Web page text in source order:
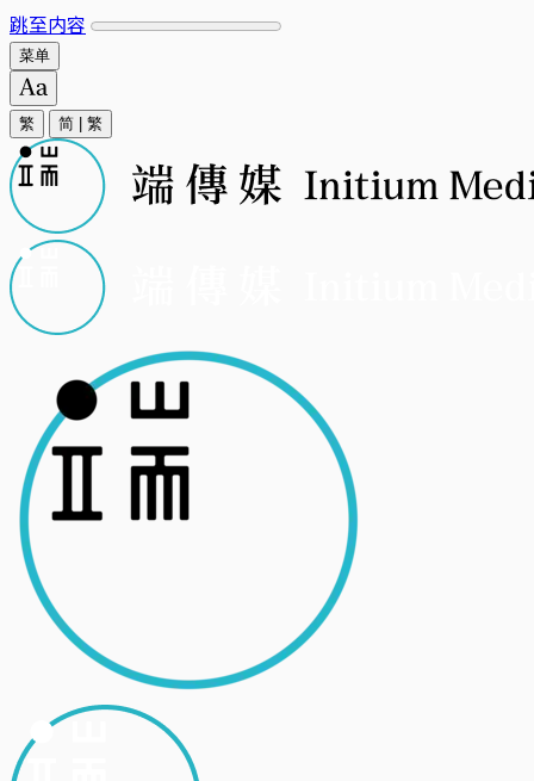
跳至内容
菜单
繁 简 繁